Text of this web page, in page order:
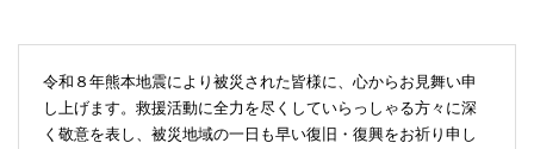
令和８年熊本地震により被災された皆様に、心からお見舞い申
し上げます。救援活動に全力を尽くしていらっしゃる方々に深
く敬意を表し、被災地域の一日も早い復旧・復興をお祈り申し